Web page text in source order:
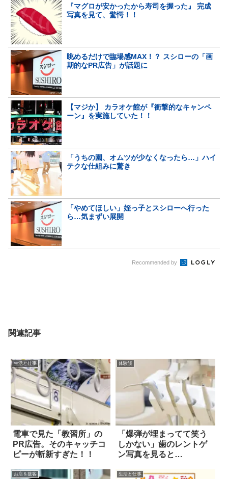
『マグロが安かったから寿司を握った』 完成
写真を見て、驚愕！！
眺めるだけで臨場感MAX！？ スシローの「画
期的なPR広告」が話題に
【マジか】 カラオケ館が『衝撃的なキャンペ
ーン』を実施していた！！
「うちの園、オムツが少なくなったら…」ハイ
テクな仕組みに驚き
「やめてほしい」姪っ子とスシローへ行った
ら…気まずい展開
Recommended by
関連記事
生活と仕事
電車で見た「教習所」の
PR広告。そのキャッチコ
ピーが斬新すぎた！！
体験談
「爆弾が埋まってて笑う
しかない」歯のレントゲ
ン写真を見ると…
お店＆接客 生活と仕事